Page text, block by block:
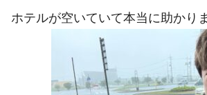
ホテルが空いていて本当に助かり